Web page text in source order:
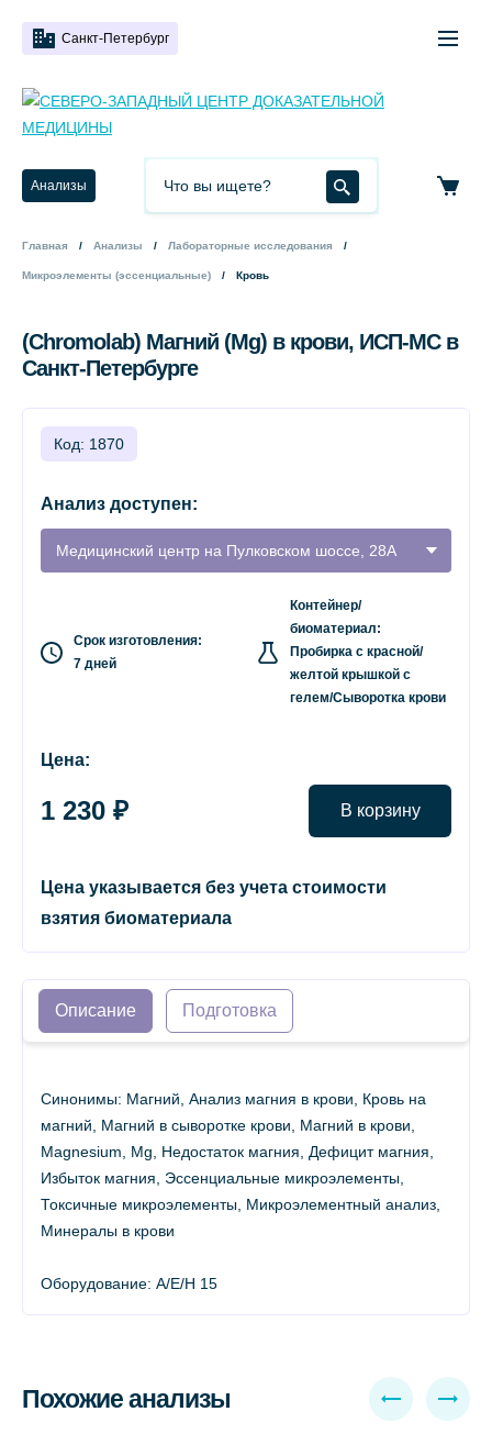
Санкт-Петербург
Анализы
Главная Анализы Лабораторные исследования
Микроэлементы (эссенциальные) Кровь
(Chromolab) Магний (Mg) в крови, ИСП-МС в
Санкт-Петербурге
Код: 1870
Анализ доступен:
Медицинский центр на Пулковском шоссе, 28А
Срок изготовления:
7 дней
Контейнер/
биоматериал:
Пробирка с красной/
желтой крышкой с
гелем/Сыворотка крови
Цена:
1 230 ₽ В корзину
Цена указывается без учета стоимости
взятия биоматериала
Описание Подготовка
Синонимы: Магний, Анализ магния в крови, Кровь на
магний, Магний в сыворотке крови, Магний в крови,
Magnesium, Mg, Недостаток магния, Дефицит магния,
Избыток магния, Эссенциальные микроэлементы,
Токсичные микроэлементы, Микроэлементный анализ,
Минералы в крови
Оборудование: A/E/H 15
Похожие анализы